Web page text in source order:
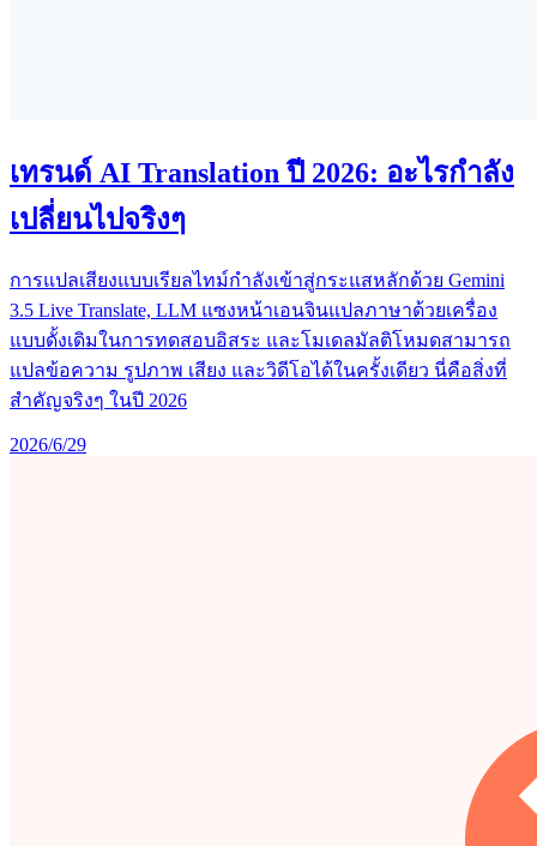
เทรนด์ AI Translation ปี 2026: อะไรกำลัง
เปลี่ยนไปจริงๆ
การแปลเสียงแบบเรียลไทม์กำลังเข้าสู่กระแสหลักด้วย Gemini
3.5 Live Translate, LLM แซงหน้าเอนจินแปลภาษาด้วยเครื่อง
แบบดั้งเดิมในการทดสอบอิสระ และโมเดลมัลติโหมดสามารถ
แปลข้อความ รูปภาพ เสียง และวิดีโอได้ในครั้งเดียว นี่คือสิ่งที่
สำคัญจริงๆ ในปี 2026
2026/6/29